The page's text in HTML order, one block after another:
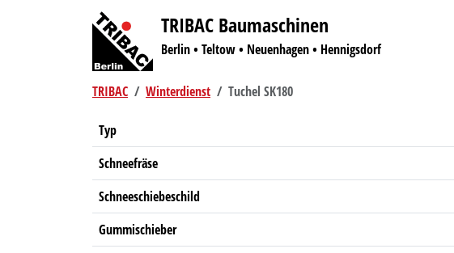
TRIBAC Baumaschinen
Berlin • Teltow • Neuenhagen • Hennigsdorf
TRIBAC Winterdienst Tuchel SK180
Typ
Schneefräse
Schneeschiebeschild
Gummischieber